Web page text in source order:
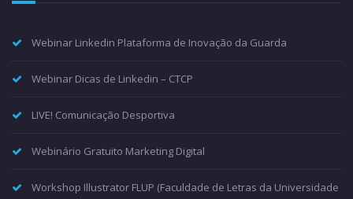
Webinar Linkedin Plataforma de Inovação da Guarda
Webinar Dicas de Linkedin – CTCP
LIVE! Comunicação Desportiva
Webinário Gratuito Marketing Digital
Workshop Illustrator FLUP (Faculdade de Letras da Universidade